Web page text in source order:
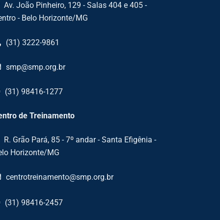
Av. João Pinheiro, 129 - Salas 404 e 405 -
- Belo Horizonte/MG
(31) 3222-9861
smp@smp.org.br
(31) 98416-1277
de Treinamento
R. Grão Pará, 85 - 7º andar - Santa Efigênia -
Horizonte/MG
centrotreinamento@smp.org.br
(31) 98416-2457